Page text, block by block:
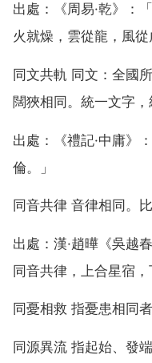
出處：《周易·乾》：
火就燥，雲從龍，風從
同文共軌 同文：全國
闊狹相同。統一文字，
出處：《禮記·中庸》
倫。」
同音共律 音律相同。
出處：漢·趙曄《吳越
同音共律，上合星宿，
同憂相救 指憂患相同者
同源異流 指起始、發